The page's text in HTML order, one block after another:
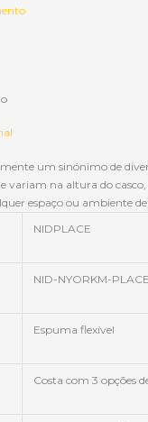
um sinónimo de
variam na altura do
espaço ou ambiente
NIDPLACE
NID-NYORKM-PLACE
Espuma flexível
Costa com 3 opções